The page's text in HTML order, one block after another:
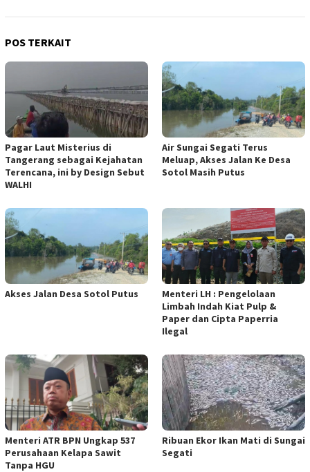
POS TERKAIT
Pagar Laut Misterius di
Tangerang sebagai Kejahatan
Terencana, ini by Design Sebut
WALHI
Air Sungai Segati Terus
Meluap, Akses Jalan Ke Desa
Sotol Masih Putus
Akses Jalan Desa Sotol Putus
Menteri LH : Pengelolaan
Limbah Indah Kiat Pulp &
Paper dan Cipta Paperria
Ilegal
Menteri ATR BPN Ungkap 537
Perusahaan Kelapa Sawit
Tanpa HGU
Ribuan Ekor Ikan Mati di Sungai
Segati